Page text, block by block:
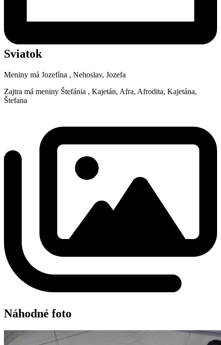
Sviatok
Meniny má Jozefína , Nehoslav, Jozefa
Zajtra má meniny Štefánia , Kajetán, Afra, Afrodita, Kajetána,
Štefana
Náhodné foto